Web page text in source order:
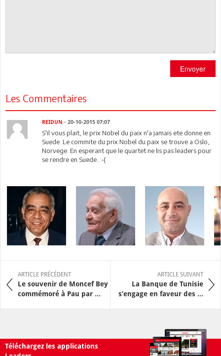
Envoyer
Les Commentaires
REIDUN - 20-10-2015 07:07
S'il vous plait, le prix Nobel du paix n'a jamais ete donne en
Suede. Le commite du prix Nobel du paix se trouve a Oslo,
Norvege. En esperant que le quartet ne lis pas leaders pour
se rendre en Suede..:-(
ARTICLE PRÉCÉDENT
Le souvenir de Moncef Bey
commémoré à Pau par ...
ARTICLE SUIVANT
La Banque de Tunisie
s’engage en faveur des ...
Téléchargez les applications